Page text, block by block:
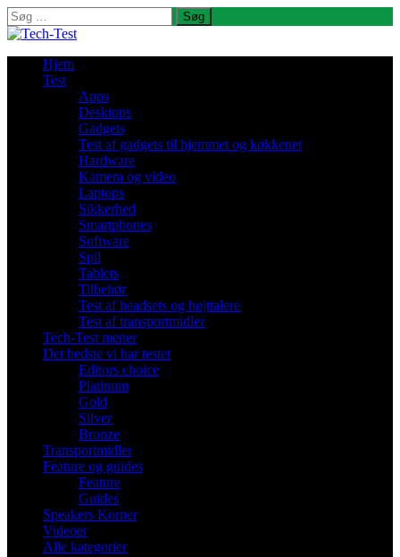
Søg
efter:
Hjem
Test
Apps
Desktops
Gadgets
Test af gadgets til hjemmet og køkkenet
Hardware
Kamera og video
Laptops
Sikkerhed
Smartphones
Software
Spil
Tablets
Tilbehør
Test af headsets og højttalere
Test af transportmidler
Tech-Test mener
Det bedste vi har testet
Editors choice
Platinum
Gold
Silver
Bronze
Transportmidler
Feature og guides
Feature
Guides
Speakers Korner
Videoer
Alle kategorier